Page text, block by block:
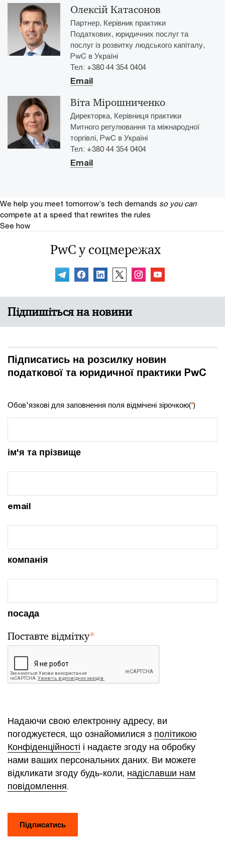
Олексій Катасонов
Партнер, Керівник практики
Податкових, юридичних послуг та
послуг із розвитку людського капіталу,
PwC в Україні
Тел: +380 44 354 0404
Email
Віта Мірошниченко
Директорка, Керівниця практики
Митного регулювання та міжнародної
торгівлі, PwC в Україні
Тел: +380 44 354 0404
Email
We help you meet tomorrow’s tech demands so you can
compete at a speed that rewrites the rules
See how
PwC у соцмережах
Підпишіться на новини
Підписатись на розсилку новин
податкової та юридичної практики PwC
Обов'язкові для заповнення поля відмічені зірочкою(*)
ім'я та прізвище
email
компанія
посада
Поставте відмітку*
Надаючи свою електронну адресу, ви
погоджуєтеся, що ознайомилися з політикою
Конфіденційності і надаєте згоду на обробку
нами ваших персональних даних. Ви можете
відкликати згоду будь-коли, надіславши нам
повідомлення.
Підписатись